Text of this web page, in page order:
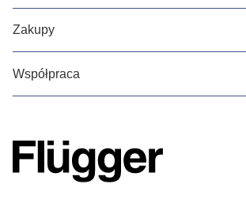
Zakupy
Współpraca